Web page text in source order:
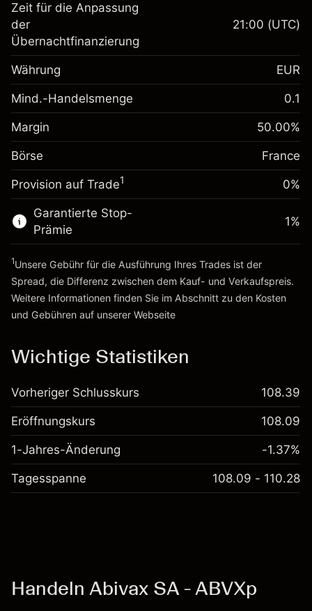
€1,000.00
Anpassung der
Übernachtfinanzierung
Gebühren aus
Positionswert
-0.017307
%
Positionsgröße mit Hebelwirkung
~€2,000.00
Geld aus Hebelwirkung ~
Zur Plattform
Margin. Ihre Investition
Anpassung der
Übernachtfinanzierung
fremdfinanzierten
Positionswert
-0.004915
%
(-€0.10)
Positionsgröße mit Hebelwirkung
~€2,000.00
Geld aus Hebelwirkung ~
Zur Plattform
Zeit für die Anpassung
der
Übernachtfinanzierung
21:00 (UTC)
Währung EUR
Mind.-Handelsmenge 0.1
Margin 50.00%
Börse France
Provision auf Trade1 0%
Garantierte Stop-
Prämie
1%
1Unsere Gebühr für die Ausführung Ihres Trades ist der
Spread, die Differenz zwischen dem Kauf- und Verkaufspreis.
Weitere Informationen finden Sie im Abschnitt zu den Kosten
und Gebühren auf unserer Webseite
Wichtige Statistiken
Vorheriger Schlusskurs 108.39
Eröffnungskurs 108.09
1-Jahres-Änderung -1.37%
Tagesspanne 108.09 - 110.28
Handeln Abivax SA - ABVXp